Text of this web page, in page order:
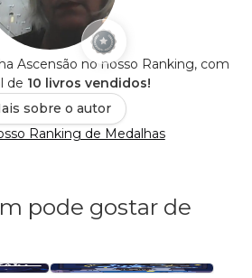
Ascensão no nosso Ranking, com
de 10 livros vendidos!
sobre o autor
Ranking de Medalhas
pode gostar de